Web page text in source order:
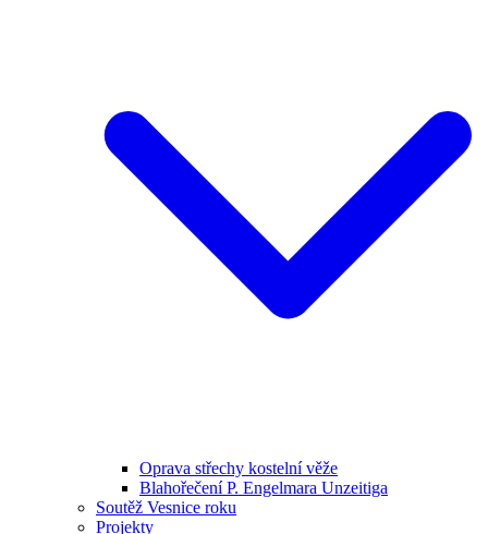
Oprava střechy kostelní věže
Blahořečení P. Engelmara Unzeitiga
Soutěž Vesnice roku
Projekty